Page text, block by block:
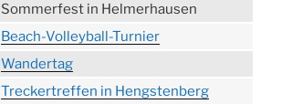
Sommerfest in Helmerhausen
Beach-Volleyball-Turnier
Wandertag
Treckertreffen in Hengstenberg